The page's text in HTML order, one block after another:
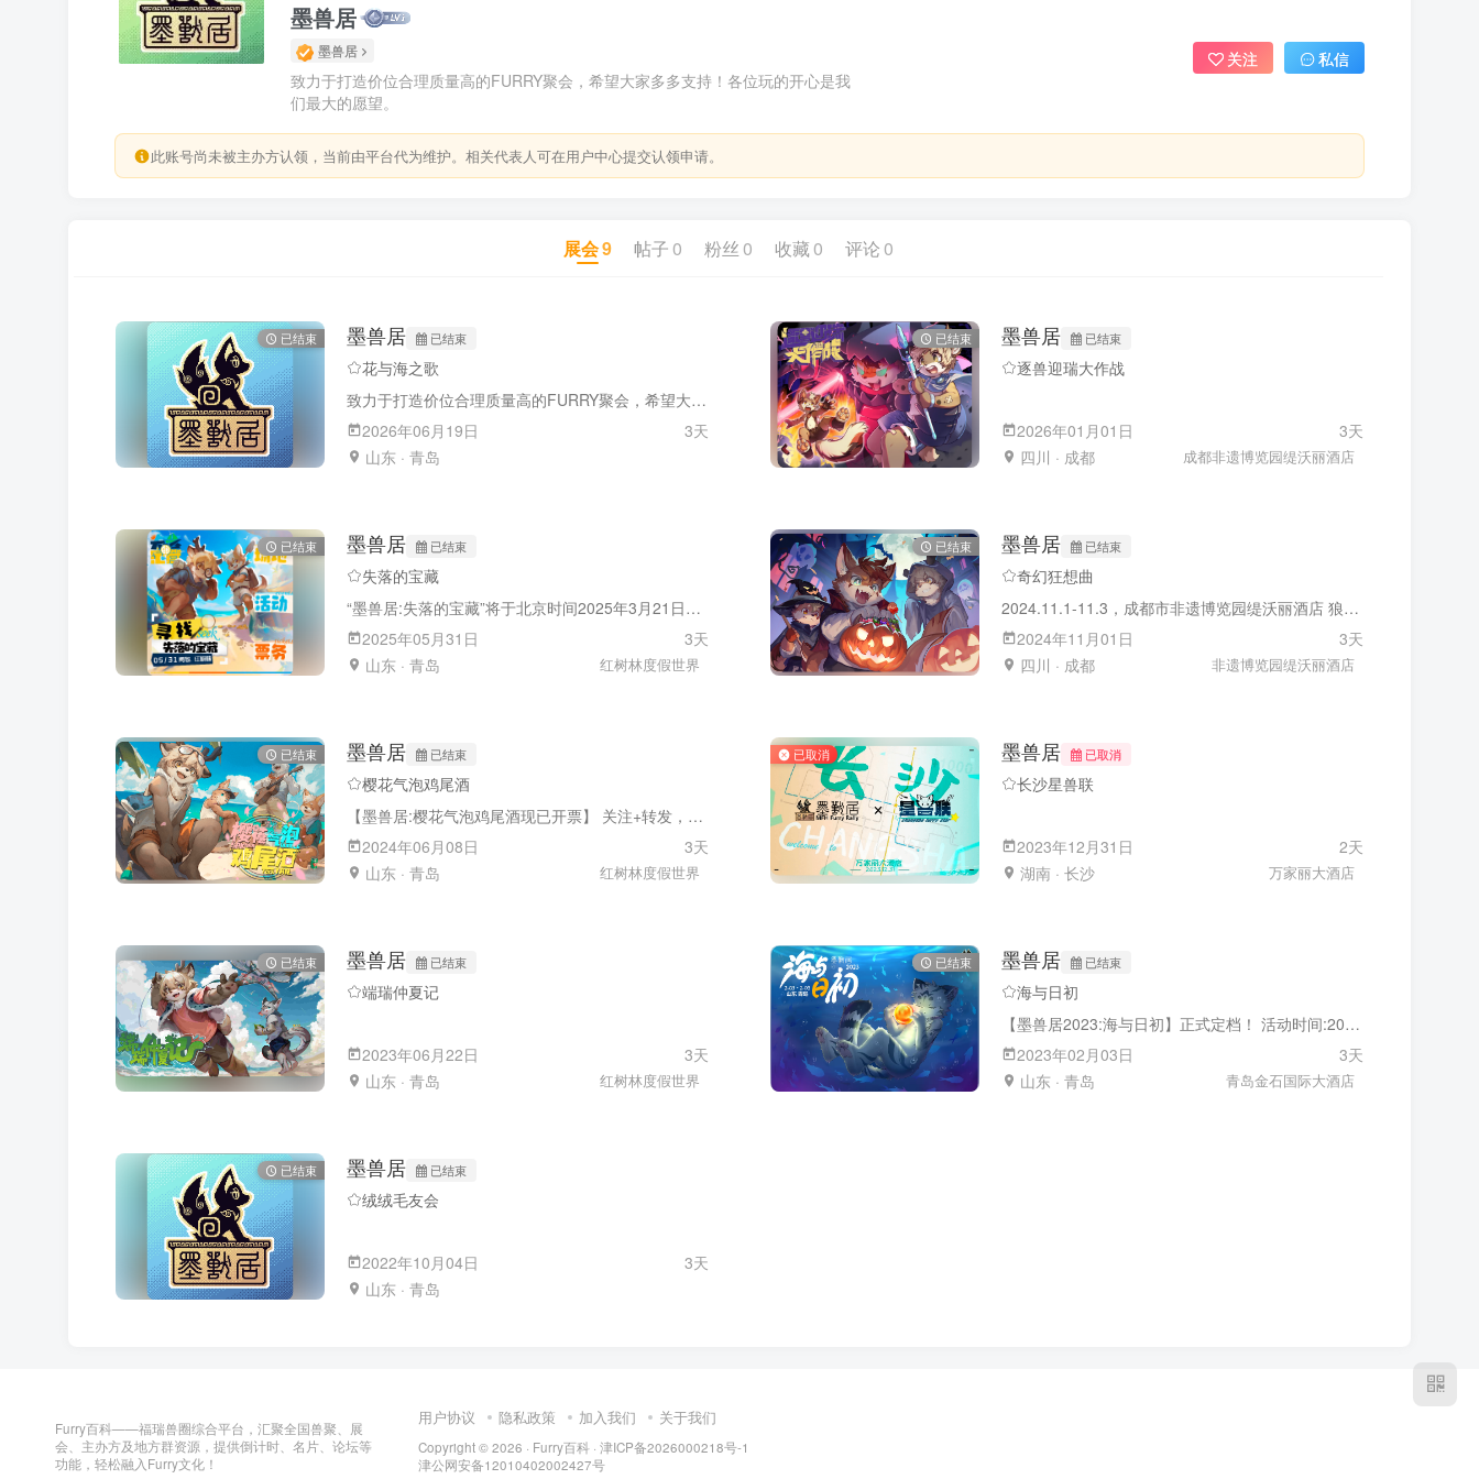
墨兽居
墨兽居
致力于打造价位合理质量高的FURRY聚会，希望大家多多支持！各位玩的开心是我
们最大的愿望。
关注 私信
此账号尚未被主办方认领，当前由平台代为维护。相关代表人可在用户中心提交认领申请。
展会9 帖子 0 粉丝 0 收藏 0 评论 0
已结束 墨兽居 已结束
花与海之歌
致力于打造价位合理质量高的FURRY聚会，希望大家多多支持！各位玩的开心是我们最大的愿望。
2026年06月19日
3天
山东 · 青岛
已结束 墨兽居 已结束
逐兽迎瑞大作战
2026年01月01日
3天
四川 · 成都
成都非遗博览园缇沃丽酒店
已结束 墨兽居 已结束
失落的宝藏
“墨兽居:失落的宝藏”将于北京时间2025年3月21日12:00开票】 关注+转发，送出一张价值2345的【海景酒店套票】 购票网站:moshouju.com 活动时间:2025年5月31日-6月2日 地址：山东省青岛市红树林度假世界 传闻在海边的迷宫里，隐藏着传说中万人期待的宝藏。 怀着所有问号，带上风度礼貌，我在等你踏上那一幕幕的波涛万丈！ 全新主题化场地，全场近80万平供你寻宝。入门即顶配，全线海景房；出门即草地，迈步即沙滩。 官方舞台、展商已在官网同步开放申请。 墨兽居官方交流①群:549680187 墨兽居官方交流②群:515591360 官方网站:moshouju.com 哔哩哔哩:墨兽居 微信公众号:墨兽居 MFH X:@moshouju_CN 微博:墨兽居 商业合作:moshouju@163.com
2025年05月31日
3天
山东 · 青岛
红树林度假世界
已结束 墨兽居 已结束
奇幻狂想曲
2024.11.1-11.3，成都市非遗博览园缇沃丽酒店 狼人，幽灵，吸血鬼？ 万圣，狂欢，大联动！ 超大会场，解决你的拥挤焦虑；新式舞台，满足你的万圣狂欢！ 先行嘉宾（排名不分先后）：PICO，洛佩sama，瑞狩，晓节，允葬 先行摊位（排名不分先后）：犇犇牛火锅店，狄灵计划，Hi-Furry，绒爪实验室，搞爪子工作室，五号火锅店 更多信息，正在骑马赶来的路上...... 开票在即，敬请期待！ 展商，STAFF，及舞台申请现已在官网开放。 墨兽居官方交流群：549680187 茸毛会官方交流群：782449257 官方网站：www.moshouju.com 官方哔哩哔哩：墨兽居 官方微博：墨兽居 商业合作：moshouju@163.com 墨兽居 2024.9.5
2024年11月01日
3天
四川 · 成都
非遗博览园缇沃丽酒店
已结束 墨兽居 已结束
樱花气泡鸡尾酒
【墨兽居:樱花气泡鸡尾酒现已开票】 关注+转发，送出一张价值2345的【酒店套票】 独一无二的主题度假式兽聚，享风土人情，品“兽”生百态，入门即顶配，绝美海岸尽收眼底 购票网站:www.moshouju.com 官方酒店:山东省青岛红树林度假世界 杯觥交错，观海赏樱；不眠之夜，流光溢彩；是是非非，别再意会，忘记时间，来一场梦的派对。 【舞台报名已开放】www.moshouju.com 【staff招募已开放】www.moshouju.com 【展商申请已开放】www.moshouju.com 官方交流群:549680187 官方哔哩哔哩:墨兽居 官方微博:墨兽居 2024.4.1 墨兽居
2024年06月08日
3天
山东 · 青岛
红树林度假世界
已取消 墨兽居 已取消
长沙星兽联
2023年12月31日
2天
湖南 · 长沙
万家丽大酒店
已结束 墨兽居 已结束
端瑞仲夏记
2023年06月22日
3天
山东 · 青岛
红树林度假世界
已结束 墨兽居 已结束
海与日初
【墨兽居2023:海与日初】正式定档！ 活动时间:2023年2月3日——2月5日 活动地点:青岛金石国际大酒店 地址：山东省青岛市黄岛区井冈山路与珠江路交叉口东南角 我们期待与您相遇，一起见证新日初生！ 官方交流群:549680187
2023年02月03日
3天
山东 · 青岛
青岛金石国际大酒店
已结束 墨兽居 已结束
绒绒毛友会
2022年10月04日
3天
山东 · 青岛
Furry百科——福瑞兽圈综合平台，汇聚全国兽聚、展
会、主办方及地方群资源，提供倒计时、名片、论坛等
功能，轻松融入Furry文化！
用户协议 隐私政策 加入我们 关于我们
Copyright © 2026 · Furry百科 · 津ICP备2026000218号-1
津公网安备12010402002427号